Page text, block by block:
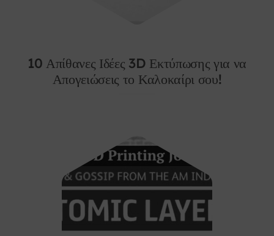
10 Απίθανες Ιδέες 3D Εκτύπωσης για να
Απογειώσεις το Καλοκαίρι σου!